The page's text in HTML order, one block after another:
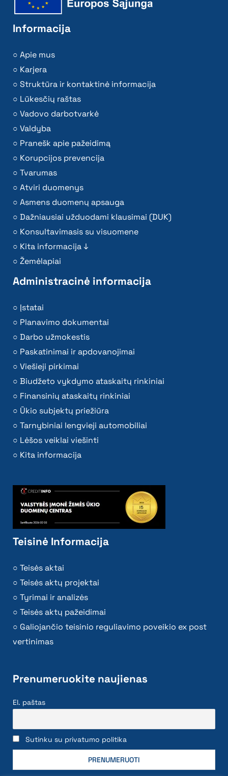
Informacija
Apie mus
Karjera
Struktūra ir kontaktinė informacija
Lūkesčių raštas
Vadovo darbotvarkė
Valdyba
Pranešk apie pažeidimą
Korupcijos prevencija
Tvarumas
Atviri duomenys
Asmens duomenų apsauga
Dažniausiai užduodami klausimai (DUK)
Konsultavimasis su visuomene
Kita informacija ↓
Žemėlapiai
Administracinė informacija
Įstatai
Planavimo dokumentai
Darbo užmokestis
Paskatinimai ir apdovanojimai
Viešieji pirkimai
Biudžeto vykdymo ataskaitų rinkiniai
Finansinių ataskaitų rinkiniai
Ūkio subjektų priežiūra
Tarnybiniai lengvieji automobiliai
Lėšos veiklai viešinti
Kita informacija
Teisinė Informacija
Teisės aktai
Teisės aktų projektai
Tyrimai ir analizės
Teisės aktų pažeidimai
Galiojančio teisinio reguliavimo poveikio ex post
vertinimas
Prenumeruokite naujienas
El. paštas
Sutinku su privatumo politika